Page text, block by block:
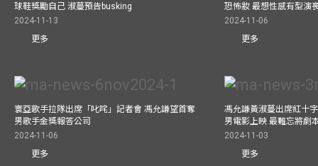
球鞋獎勵自己 淑蔓預告busking
2024-11-13
更多
恐怖妝 最想性感有型演
2024-11-06
更多
寰亞歌手拉隊出席「叱咤」記者會 馮允謙望首奪
男歌手金獎報答公司
2024-11-06
更多
馮允謙黃淑蔓出席紅十
男電影上映 最難忘將劇
2024-11-03
更多